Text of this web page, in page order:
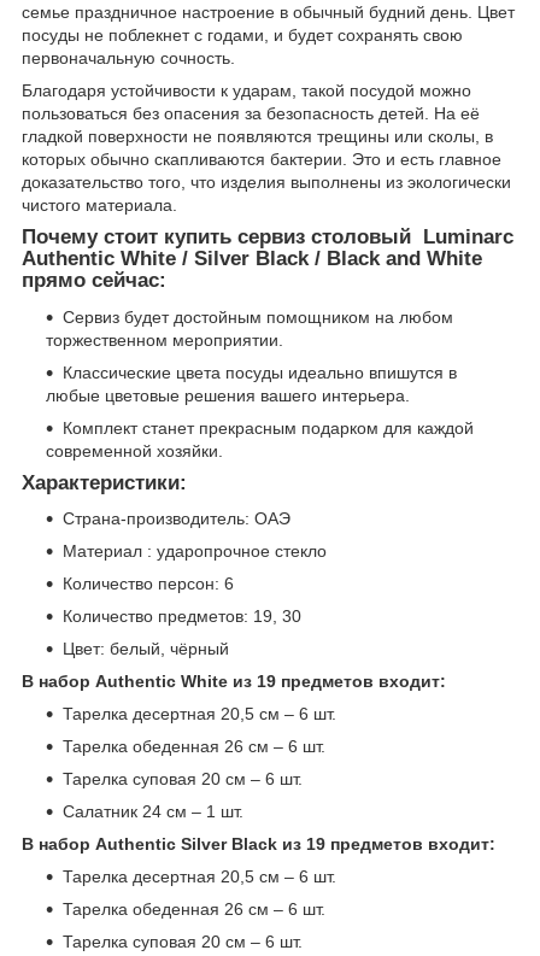
семье праздничное настроение в обычный будний день. Цвет
посуды не поблекнет с годами, и будет сохранять свою
первоначальную сочность.
Благодаря устойчивости к ударам, такой посудой можно
пользоваться без опасения за безопасность детей. На её
гладкой поверхности не появляются трещины или сколы, в
которых обычно скапливаются бактерии. Это и есть главное
доказательство того, что изделия выполнены из экологически
чистого материала.
Почему стоит купить сервиз столовый Luminarc
Authentic White / Silver Black / Black and White
прямо сейчас:
Сервиз будет достойным помощником на любом
торжественном мероприятии.
Классические цвета посуды идеально впишутся в
любые цветовые решения вашего интерьера.
Комплект станет прекрасным подарком для каждой
современной хозяйки.
Характеристики:
Страна-производитель: ОАЭ
Материал : ударопрочное стекло
Количество персон: 6
Количество предметов: 19, 30
Цвет: белый, чёрный
В набор Authentic White из 19 предметов входит:
Тарелка десертная 20,5 см – 6 шт.
Тарелка обеденная 26 см – 6 шт.
Тарелка суповая 20 см – 6 шт.
Салатник 24 см – 1 шт.
В набор Authentic Silver Black из 19 предметов входит:
Тарелка десертная 20,5 см – 6 шт.
Тарелка обеденная 26 см – 6 шт.
Тарелка суповая 20 см – 6 шт.